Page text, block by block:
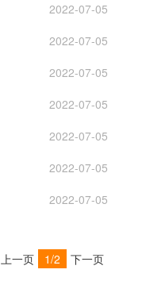
2022-07-05
2022-07-05
2022-07-05
2022-07-05
2022-07-05
2022-07-05
2022-07-05
上一页 1/2 下一页